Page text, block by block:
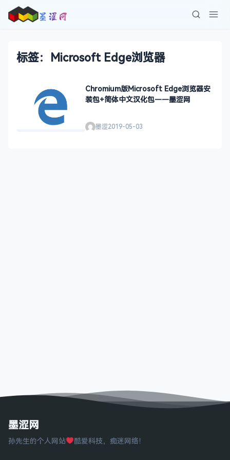
标签：Microsoft Edge浏览器
Chromium版Microsoft Edge浏览器安
装包+简体中文汉化包——墨涩网
墨涩2019-05-03
墨涩网
孙先生的个人网站 酷爱科技，痴迷网络！